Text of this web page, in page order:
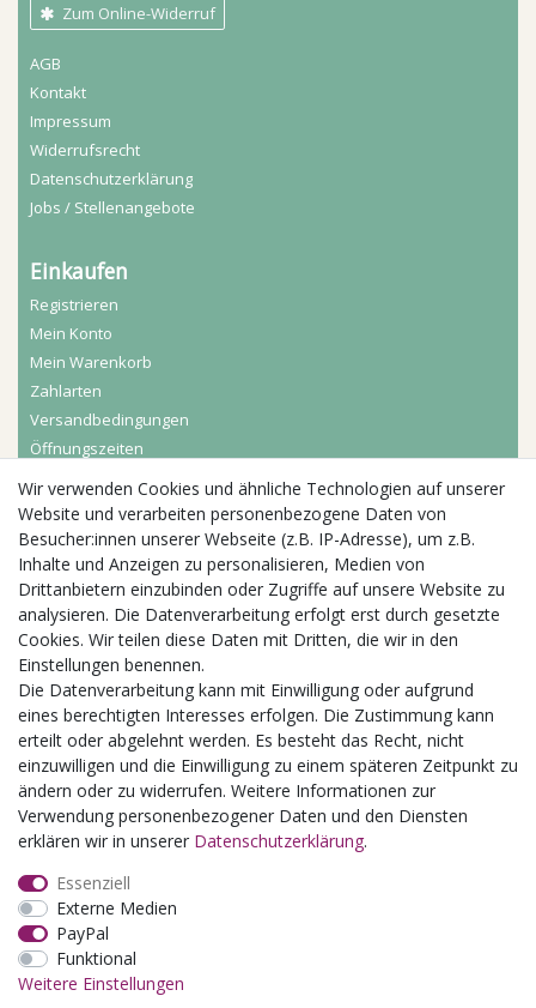
Zum Online-Widerruf
AGB
Kontakt
Impressum
Widerrufs­recht
Daten­schutz­erklärung
Jobs / Stellenangebote
Einkaufen
Registrieren
Mein Konto
Mein Warenkorb
Zahlarten
Versandbedingungen
Öffnungszeiten
Aktuelles
Busgruppen
Kindergeburtstage
Kindergartenausflug
Schulklassenausflug
Zwillingsrabatt
Wir verwenden Cookies und ähnliche Technologien auf unserer
Website und verarbeiten personenbezogene Daten von
Besucher:innen unserer Webseite (z.B. IP-Adresse), um z.B.
Inhalte und Anzeigen zu personalisieren, Medien von
Drittanbietern einzubinden oder Zugriffe auf unsere Website zu
analysieren. Die Datenverarbeitung erfolgt erst durch gesetzte
Cookies. Wir teilen diese Daten mit Dritten, die wir in den
Einstellungen benennen.
Die Datenverarbeitung kann mit Einwilligung oder aufgrund
eines berechtigten Interesses erfolgen. Die Zustimmung kann
erteilt oder abgelehnt werden. Es besteht das Recht, nicht
einzuwilligen und die Einwilligung zu einem späteren Zeitpunkt zu
ändern oder zu widerrufen. Weitere Informationen zur
Verwendung personenbezogener Daten und den Diensten
erklären wir in unserer Daten­schutz­erklärung.
Essenziell
Externe Medien
PayPal
Funktional
Weitere Einstellungen